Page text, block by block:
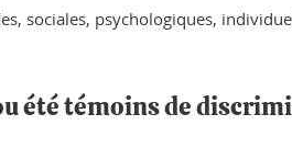
sociales, psychologiques,
été témoins de